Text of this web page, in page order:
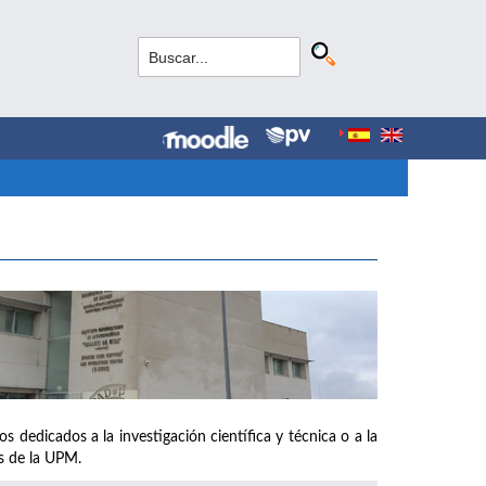
dedicados a la investigación científica y técnica o a la
de la UPM.